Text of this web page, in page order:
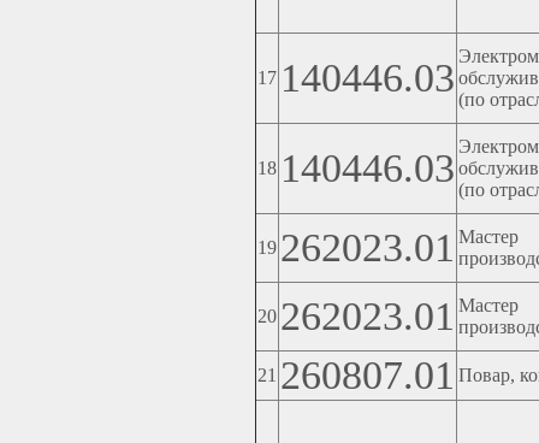
17 140446.03 (по
18 140446.03 (по
19 262023.01 Мастер
20 262023.01 Мастер
21 260807.01 Повар,